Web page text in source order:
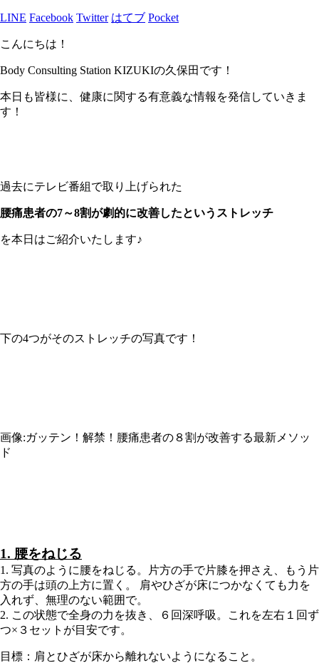
LINE Facebook Twitter はてブ Pocket
こんにちは！
Body Consulting Station KIZUKIの久保田です！
本日も皆様に、健康に関する有意義な情報を発信していきま
す！
過去にテレビ番組で取り上げられた
腰痛患者の7～8割が劇的に改善したというストレッチ
を本日はご紹介いたします♪
下の4つがそのストレッチの写真です！
画像:ガッテン！解禁！腰痛患者の８割が改善する最新メソッ
ド
1. 腰をねじる
1. 写真のように腰をねじる。片方の手で片膝を押さえ、もう片
方の手は頭の上方に置く。 肩やひざが床につかなくても力を
入れず、無理のない範囲で。
2. この状態で全身の力を抜き、６回深呼吸。これを左右１回ず
つ×３セットが目安です。
目標：肩とひざが床から離れないようになること。